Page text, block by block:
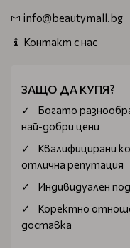
info@beautymall.bg
Контакт с нас
ЗАЩО ДА КУПЯ?
Богатo
най-добри цени
Квалифицирани
отлична репутация
Индивидуален
Коректно
доставка